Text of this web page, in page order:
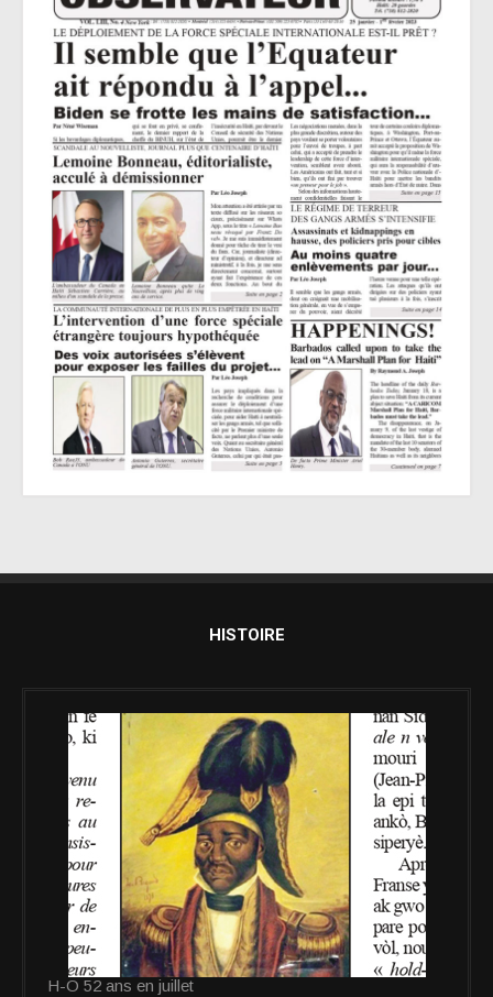
HISTOIRE
H-O 52 ans en juillet